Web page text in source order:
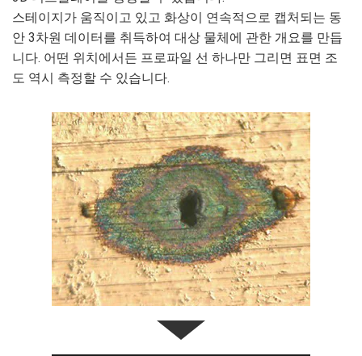
스테이지가 움직이고 있고 화상이 연속적으로 캡처되는 동
안 3차원 데이터를 취득하여 대상 물체에 관한 개요를 만듭
니다. 어떤 위치에서든 프로파일 선 하나만 그리면 표면 조
도 역시 측정할 수 있습니다.